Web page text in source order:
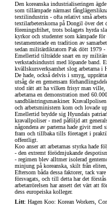
Den koreanska industrialiseringen
som tillämpade närmast
textilindustrin - ofta relativt små
textilarbeterskorna på Dongil över det
föreningsfrihet, trots bolagets hyrda
kyrkor och studenter som kämpade
testamenterade en tradition av
sedan militärdiktatorn Pak dött 1979 -
Emellertid tilträdde snart en ny
verkstadsindustri med löpande band.
kvällskursverksamhet slog arbetarna
De hade, också delvis i smyg,
utsåg de en gemensam
stod rätt att ha vilken frisyr man ville,
arbetarna en demonstration med
sandblästringsmaskiner.
och arbetsministern kom och lovade
Emellertid brydde sig Hyundais
kravallpoliser - med påföljd att
någondera av parterna hade givit
fram och tillbaka tills företaget i
offentligt.
Koo anser att arbetarnas styrka hade
- den extremt förödmjukande
- regimen blev alltmer isolerad
minjung på koreanska, skilt från eliten,
Eftersom båda dessa faktorer, tack
försvagats, och till detta har det
arbetarrörelsen har ansett det värt att
dess europeiska kolleger.
Litt: Hagen Koo: Korean Workers,